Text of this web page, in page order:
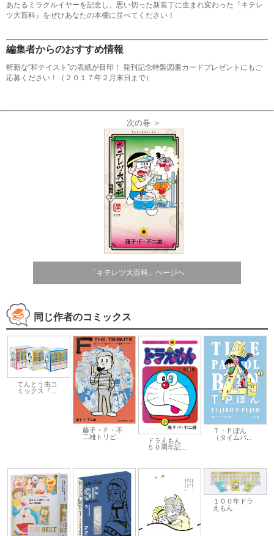
あたるミラクルイヤーを記念し、思い切った新装丁に生まれ変わった『キテレ
ツ大百科』をぜひあなたの本棚に並べてください！
編集者からのおすすめ情報
斬新な“和テイスト”の表紙が目印！ 発刊記念特製図書カードプレゼントにもご
応募ください！（２０１７年２月末日まで）
次の巻 ＞
「キテレツ大百科」ページへ
同じ作者のコミックス
てんとう虫コ
ミックス『...
藤子・Ｆ・不
二雄トリビ...
ドラえもん
５０周年記...
Ｔ・Ｐぼん
（タイムパ...
１００年ドラ
えもん